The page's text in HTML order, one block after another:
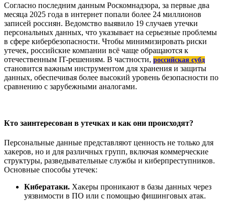
Согласно последним данным Роскомнадзора, за первые два
месяца 2025 года в интернет попали более 24 миллионов
записей россиян. Ведомство выявило 19 случаев утечки
персональных данных, что указывает на серьезные проблемы
в сфере кибербезопасности. Чтобы минимизировать риски
утечек, российские компании всё чаще обращаются к
отечественным IT-решениям. В частности, российская субд
становится важным инструментом для хранения и защиты
данных, обеспечивая более высокий уровень безопасности по
сравнению с зарубежными аналогами.
Кто заинтересован в утечках и как они происходят?
Персональные данные представляют ценность не только для
хакеров, но и для различных групп, включая коммерческие
структуры, разведывательные службы и киберпреступников.
Основные способы утечек:
Кибератаки. Хакеры проникают в базы данных через
уязвимости в ПО или с помощью фишинговых атак.